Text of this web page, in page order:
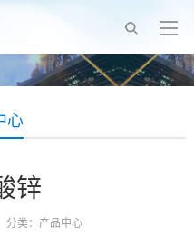
心
锌
类： 产品中心